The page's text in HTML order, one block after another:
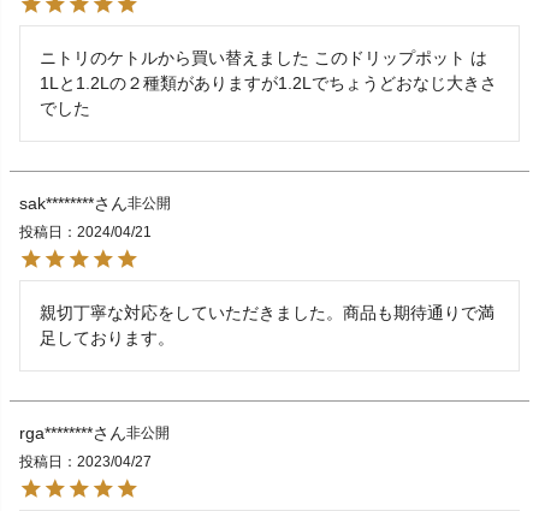
ニトリのケトルから買い替えました このドリップポット は
1Lと1.2Lの２種類がありますが1.2Lでちょうどおなじ大きさ
sak********
非公開
投稿日
2024/04/21
親切丁寧な対応をしていただきました。商品も期待通りで満
足しております。
rga********
非公開
投稿日
2023/04/27